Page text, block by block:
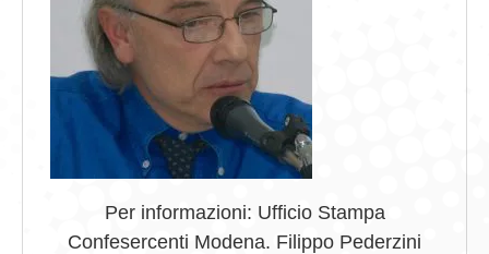
Per informazioni: Ufficio Stampa
Confesercenti Modena. Filippo Pederzini